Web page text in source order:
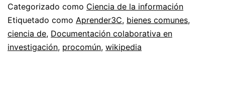
Categorizado como Ciencia de la información
Etiquetado como Aprender3C, bienes comunes,
ciencia de, Documentación colaborativa en
investigación, procomún, wikipedia